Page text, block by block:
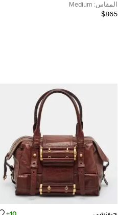
متوسطة
المقاس: Medium
$865